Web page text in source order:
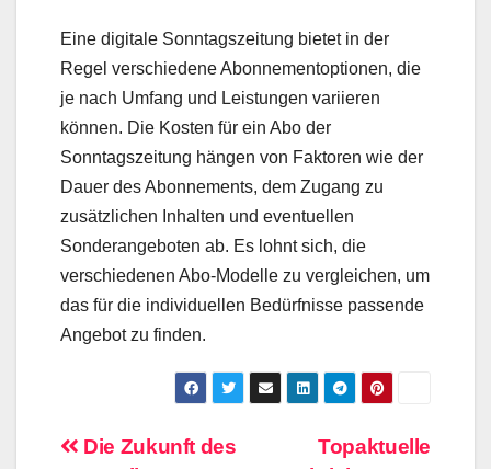
Eine digitale Sonntagszeitung bietet in der
Regel verschiedene Abonnementoptionen, die
je nach Umfang und Leistungen variieren
können. Die Kosten für ein Abo der
Sonntagszeitung hängen von Faktoren wie der
Dauer des Abonnements, dem Zugang zu
zusätzlichen Inhalten und eventuellen
Sonderangeboten ab. Es lohnt sich, die
verschiedenen Abo-Modelle zu vergleichen, um
das für die individuellen Bedürfnisse passende
Angebot zu finden.
BeitragsnavigationTopaktuelle
Die Zukunft des